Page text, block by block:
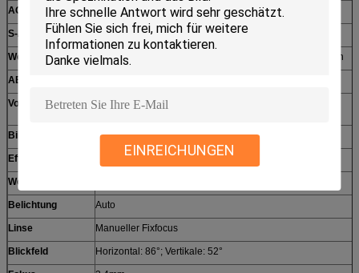
EINREICHUNGEN
AGC Selbst-/Handbuch
S-/Nverhältnis Über 50dB
Weißabgleich Selbst, Innen, im Freien, ein Stoß, Handbuch, Selbstbahn
AE-Steuerung
Voll- Ansicht Kamera
Bild-Sensor 1/2.8" CMOS
Effektives Pixel 2.14MP
Weißabgleich
Belichtung Auto
Linse Manueller Fixfocus
Blickfeld Horizontal: 86°; Vertikale: 52°